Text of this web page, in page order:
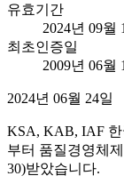
유효기간
2024년 09월
최초인증일
2009년 06월
2024년 06월 24일
KSA, KAB, IAF
부터 품질경영체
30)받았습니다.